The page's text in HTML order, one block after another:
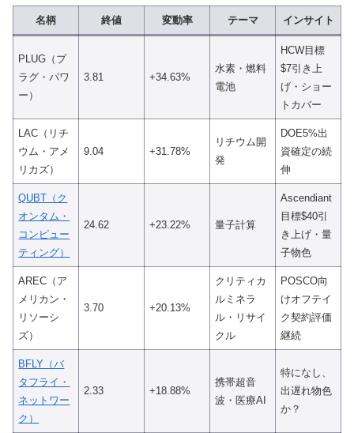
名柄 終値 変動率 テーマ インサイト
PLUG（プ
ラグ・パワ
ー）
3.81 +34.63%
水素・燃料
電池
HCW目標
$7引き上
げ・ショー
トカバー
LAC（リチ
ウム・アメ
リカズ）
9.04 +31.78%
リチウム開
発
DOE5%出
資確定の続
伸
QUBT（ク
オンタム・
コンピュー
ティング）
24.62 +23.22% 量子計算
Ascendiant
目標$40引
き上げ・量
子物色
AREC（ア
メリカン・
リソーシ
ズ）
3.70 +20.13%
クリティカ
ルミネラ
ル・リサイ
クル
POSCO向
けオフテイ
ク契約評価
継続
BFLY（バ
タフライ・
ネットワー
ク）
2.33 +18.88%
携帯超音
波・医療AI
特になし、
出遅れ物色
か？